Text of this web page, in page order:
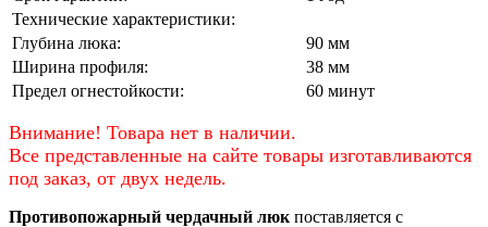
Технические характеристики:
Глубина люка:
90 мм
Ширина профиля:
38 мм
Предел огнестойкости:
60 минут
Внимание! Товара нет в наличии.
Все представленные на сайте товары изготавливаются
под заказ, от двух недель.
Противопожарный чердачный люк поставляется с